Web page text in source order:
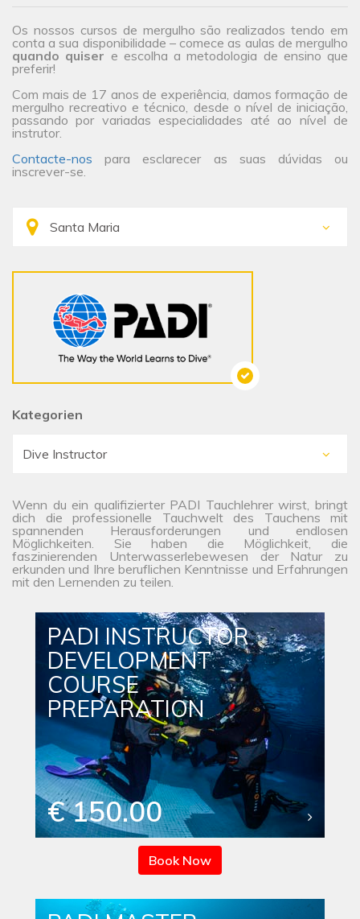
Os nossos cursos de mergulho são realizados tendo em
conta a sua disponibilidade – comece as aulas de mergulho
quando quiser e escolha a metodologia de ensino que
preferir!
Com mais de 17 anos de experiência, damos formação de
mergulho recreativo e técnico, desde o nível de iniciação,
passando por variadas especialidades até ao nível de
instrutor.
Contacte-nos para esclarecer as suas dúvidas ou
inscrever-se.
Kategorien
Wenn du ein qualifizierter PADI Tauchlehrer wirst, bringt
dich die professionelle Tauchwelt des Tauchens mit
spannenden Herausforderungen und endlosen
Möglichkeiten. Sie haben die Möglichkeit, die
faszinierenden Unterwasserlebewesen der Natur zu
erkunden und Ihre beruflichen Kenntnisse und Erfahrungen
mit den Lernenden zu teilen.
PADI INSTRUCTOR
DEVELOPMENT
COURSE
PREPARATION
€ 150.00
Book Now